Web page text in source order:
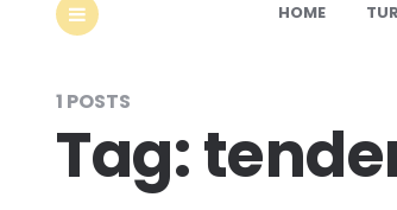
HOME
1 POSTS
Tag: